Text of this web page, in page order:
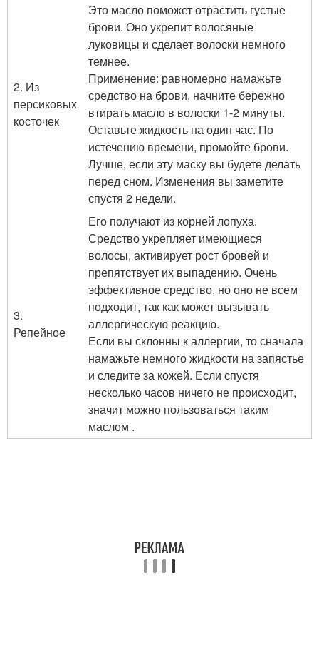
2. Из
персиковых
косточек
Это масло поможет отрастить густые
брови. Оно укрепит волосяные
луковицы и сделает волоски немного
темнее.
Применение: равномерно намажьте
средство на брови, начните бережно
втирать масло в волоски 1-2 минуты.
Оставьте жидкость на один час. По
истечению времени, промойте брови.
Лучше, если эту маску вы будете делать
перед сном. Изменения вы заметите
спустя 2 недели.
3.
Репейное
Его получают из корней лопуха.
Средство укрепляет имеющиеся
волосы, активирует рост бровей и
препятствует их выпадению. Очень
эффективное средство, но оно не всем
подходит, так как может вызывать
аллергическую реакцию.
Если вы склонны к аллергии, то сначала
намажьте немного жидкости на запястье
и следите за кожей. Если спустя
несколько часов ничего не происходит,
значит можно пользоваться таким
маслом .